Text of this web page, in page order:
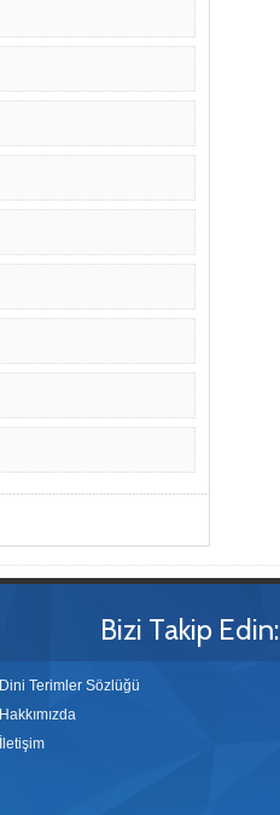
Bizi Takip Edin:
Dini Terimler Sözlüğü
Hakkımızda
İletişim